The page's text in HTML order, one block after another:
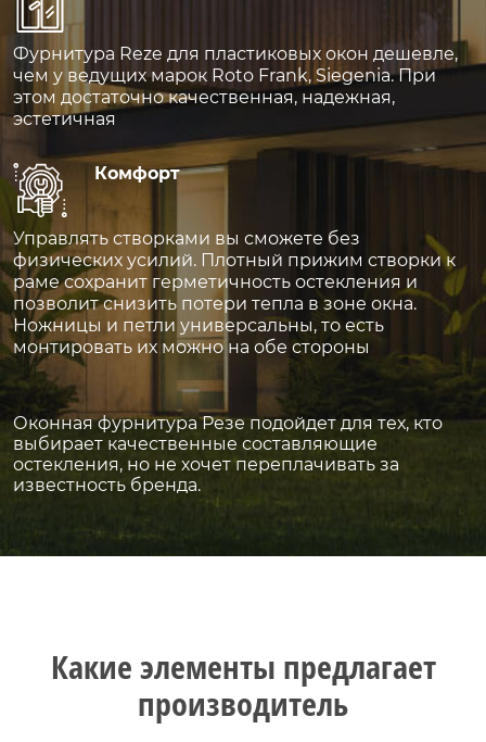
Фурнитура Reze для пластиковых окон дешевле,
чем у ведущих марок Roto Frank, Siegenia. При
этом достаточно качественная, надежная,
эстетичная
Комфорт
Управлять створками вы сможете без
физических усилий. Плотный прижим створки к
раме сохранит герметичность остекления и
позволит снизить потери тепла в зоне окна.
Ножницы и петли универсальны, то есть
монтировать их можно на обе стороны
Оконная фурнитура Резе подойдет для тех, кто
выбирает качественные составляющие
остекления, но не хочет переплачивать за
известность бренда.
Какие элементы предлагает
производитель